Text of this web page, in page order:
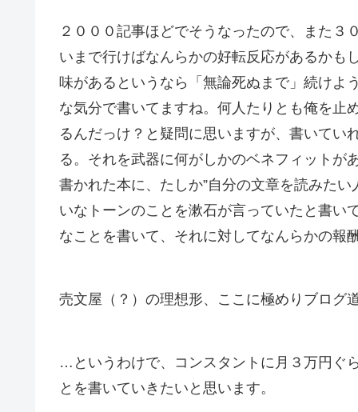
２０００記事ほどでそうなったので、また３
いまで行けばなんらかの好転反応があるかも
味があるというなら「無論死ぬまで」続けよ
な気分で書いてますね。何人たりとも俺を止
るんだっけ？と疑問に思いますが、書いて
る。それを武器に何がしかのベネフィットが
書かれた本に、たしか”自分の文章を読みた
いなトーンのことを漱石が言っていたと書い
なことを書いて、それに対してなんらかの報
売文屋（？）の理想形、ここに極めりブログ道
…というわけで、コンスタントに月３万円ぐ
とを書いていきたいと思います。